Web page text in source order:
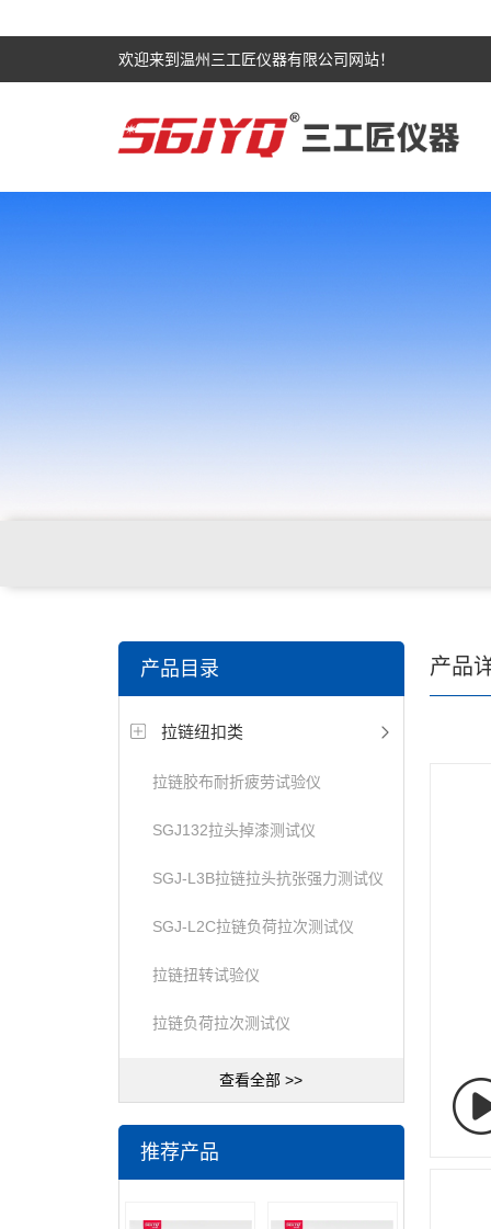
欢迎来到温州三工匠仪器有限公司网站！
电缆，包装材料，箱包等行业
产品目录
拉链纽扣类
拉链胶布耐折疲劳试验仪
SGJ132拉头掉漆测试仪
SGJ-L3B拉链拉头抗张强力测试仪
SGJ-L2C拉链负荷拉次测试仪
拉链扭转试验仪
拉链负荷拉次测试仪
查看全部 >>
推荐产品
产品